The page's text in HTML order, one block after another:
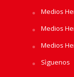
Medios
Medios
Medios
Sìguenos